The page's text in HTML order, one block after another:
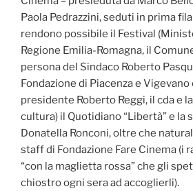
Paola Pedrazzini, seduti in prima
rendono possibile il Festival
Regione Emilia-Romagna, il
persona del Sindaco Roberto
Fondazione di Piacenza e Vigevano
presidente Roberto Reggi, il cda e
cultura) il Quotidiano “Libertà” e la
Donatella Ronconi, oltre che
staff di Fondazione Fare Cinema (i
“con la maglietta rossa” che gli
chiostro ogni sera ad accoglierli).